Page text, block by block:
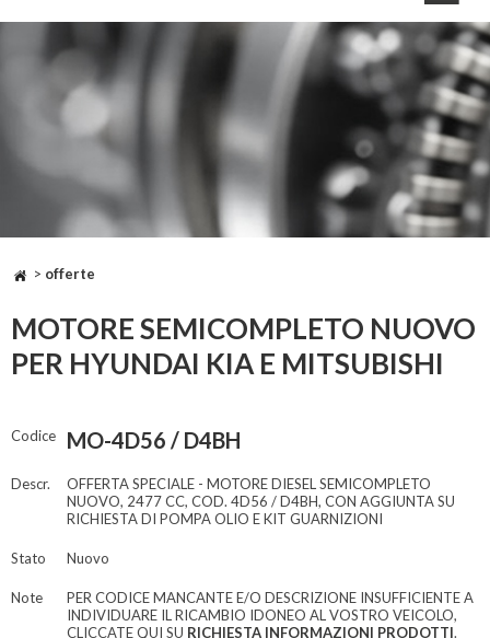
> offerte
MOTORE SEMICOMPLETO NUOVO
PER HYUNDAI KIA E MITSUBISHI
Codice MO-4D56 / D4BH
Descr.
OFFERTA SPECIALE - MOTORE DIESEL SEMICOMPLETO
NUOVO, 2477 CC, COD. 4D56 / D4BH, CON AGGIUNTA SU
RICHIESTA DI POMPA OLIO E KIT GUARNIZIONI
Stato Nuovo
Note
PER CODICE MANCANTE E/O DESCRIZIONE INSUFFICIENTE A
INDIVIDUARE IL RICAMBIO IDONEO AL VOSTRO VEICOLO,
CLICCATE QUI SU RICHIESTA INFORMAZIONI PRODOTTI.